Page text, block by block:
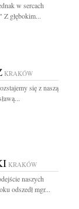
w sercach
Z głębokim...
KRAKÓW
się z naszą
KRAKÓW
naszych
odszedł mgr...